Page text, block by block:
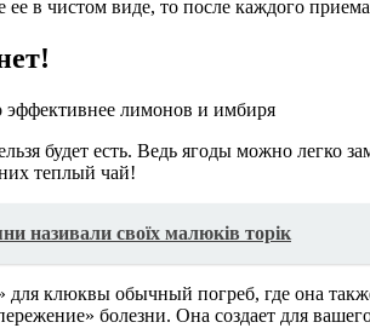
в чистом виде, то после каждого
будет есть. Ведь ягоды можно легко
теплый чай!
називали своїх малюків торік
для клюквы обычный погреб, где она
болезни. Она создает для